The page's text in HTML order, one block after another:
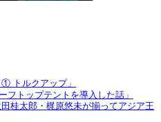
トルクアップ」
フトップテントを導入した話」
桂太郎・梶原悠未が揃ってアジア王